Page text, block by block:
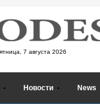
7 августа 2026
Новости News